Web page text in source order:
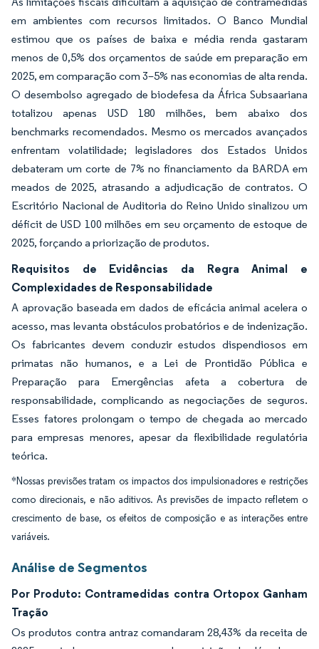
em ambientes com recursos limitados. O Banco Mundial
estimou que os países de baixa e média renda gastaram
menos de 0,5% dos orçamentos de saúde em preparação em
2025, em comparação com 3–5% nas economias de alta renda.
O desembolso agregado de biodefesa da África Subsaariana
totalizou apenas USD 180 milhões, bem abaixo dos
benchmarks recomendados. Mesmo os mercados avançados
enfrentam volatilidade; legisladores dos Estados Unidos
debateram um corte de 7% no financiamento da BARDA em
meados de 2025, atrasando a adjudicação de contratos. O
Escritório Nacional de Auditoria do Reino Unido sinalizou um
déficit de USD 100 milhões em seu orçamento de estoque de
2025, forçando a priorização de produtos.
Requisitos de Evidências da Regra Animal e
Complexidades de Responsabilidade
A aprovação baseada em dados de eficácia animal acelera o
acesso, mas levanta obstáculos probatórios e de indenização.
Os fabricantes devem conduzir estudos dispendiosos em
primatas não humanos, e a Lei de Prontidão Pública e
Preparação para Emergências afeta a cobertura de
responsabilidade, complicando as negociações de seguros.
Esses fatores prolongam o tempo de chegada ao mercado
para empresas menores, apesar da flexibilidade regulatória
teórica.
*Nossas previsões tratam os impactos dos impulsionadores e restrições
como direcionais, e não aditivos. As previsões de impacto refletem o
crescimento de base, os efeitos de composição e as interações entre
variáveis.
Análise de Segmentos
Por Produto: Contramedidas contra Ortopox Ganham
Tração
Os produtos contra antraz comandaram 28,43% da receita de